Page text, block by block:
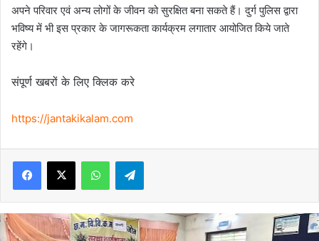
अपने परिवार एवं अन्य लोगों के जीवन को सुरक्षित बना सकते हैं। दुर्ग पुलिस द्वारा
भविष्य में भी इस प्रकार के जागरूकता कार्यक्रम लगातार आयोजित किये जाते
रहेंगे।
संपूर्ण खबरों के लिए क्लिक करे
https://jantakikalam.com
Facebook
X WhatsAppTelegram